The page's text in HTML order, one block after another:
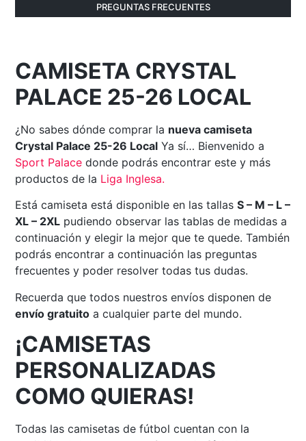
PREGUNTAS FRECUENTES
CAMISETA CRYSTAL
PALACE 25-26 LOCAL
¿No sabes dónde comprar la nueva camiseta
Crystal Palace 25-26 Local Ya sí… Bienvenido a
Sport Palace donde podrás encontrar este y más
productos de la Liga Inglesa.
Está camiseta está disponible en las tallasS – M – L –
XL – 2XL pudiendo observar las tablas de medidas a
continuación y elegir la mejor que te quede. También
podrás encontrar a continuación las preguntas
frecuentes y poder resolver todas tus dudas.
Recuerda que todos nuestros envíos disponen de
envío gratuito a cualquier parte del mundo.
¡CAMISETAS
PERSONALIZADAS
COMO QUIERAS!
Todas las camisetas de fútbol cuentan con la